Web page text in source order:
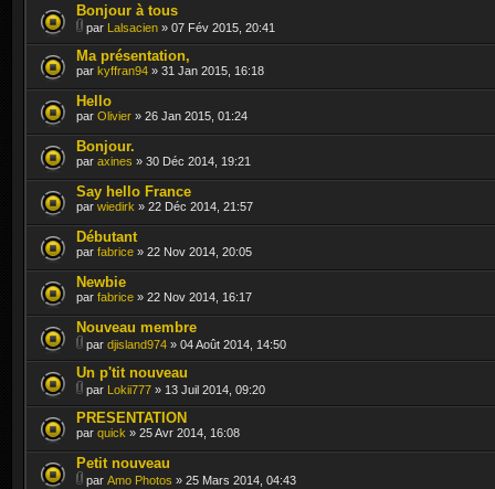
Bonjour à tous
par Lalsacien » 07 Fév 2015, 20:41
Ma présentation,
par kyffran94 » 31 Jan 2015, 16:18
Hello
par Olivier » 26 Jan 2015, 01:24
Bonjour.
par axines » 30 Déc 2014, 19:21
Say hello France
par wiedirk » 22 Déc 2014, 21:57
Débutant
par fabrice » 22 Nov 2014, 20:05
Newbie
par fabrice » 22 Nov 2014, 16:17
Nouveau membre
par djisland974 » 04 Août 2014, 14:50
Un p'tit nouveau
par Lokii777 » 13 Juil 2014, 09:20
PRESENTATION
par quick » 25 Avr 2014, 16:08
Petit nouveau
par Amo Photos » 25 Mars 2014, 04:43